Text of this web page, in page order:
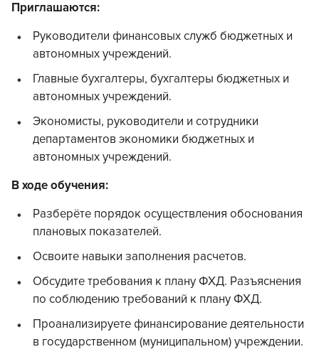
Приглашаются:
Руководители финансовых служб бюджетных и
автономных учреждений.
Главные бухгалтеры, бухгалтеры бюджетных и
автономных учреждений.
Экономисты, руководители и сотрудники
департаментов экономики бюджетных и
автономных учреждений.
В ходе обучения:
Разберёте порядок осуществления обоснования
плановых показателей.
Освоите навыки заполнения расчетов.
Обсудите требования к плану ФХД. Разъяснения
по соблюдению требований к плану ФХД.
Проанализируете финансирование деятельности
в государственном (муниципальном) учреждении.